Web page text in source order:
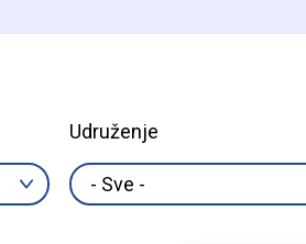
Udruženje